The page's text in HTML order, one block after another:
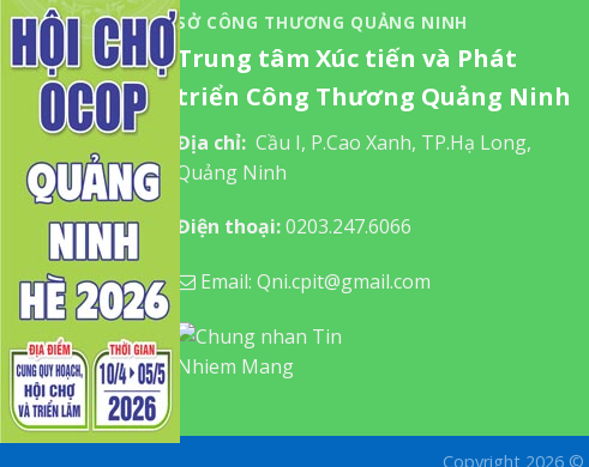
SỞ CÔNG THƯƠNG QUẢNG NINH
Trung tâm Xúc tiến và Phát
triển Công Thương Quảng Ninh
Địa chỉ: Cầu I, P.Cao Xanh, TP.Hạ Long,
Quảng Ninh
Điện thoại:0203.247.6066
Email: Qni.cpit@gmail.com
Copyright 2026 ©